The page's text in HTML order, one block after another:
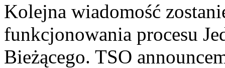
Kolejna wiadomość
funkcjonowania procesu
Bieżącego. TSO